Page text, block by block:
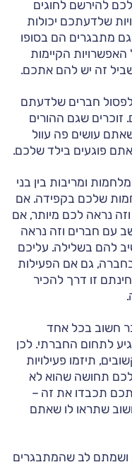
להירשם לחוגים
שלדעתכם יכולות
מתבגרים הם בסופו
הקיימות
זה יש להם אתכם.
לפסול חברים שלדעתם
זוכרים שגם ההורים
עושים פה עוול
פוגעים בילד שלכם.
ומריבות בין בני
שלכם בקפידה. אם
נראה לכם מיותר, אם
עם חברים וזה נראה
להם בשלילה. עליכם
גם אם הפעילות
זו דרך להכיר
חשוב בכל אחד
לתחום החברתי. לכן
תיזמו פעילויות
תחושה שהוא לא
תכבדו את זה –
שתראו לו שאתם
ושמתם לב שהמתבגרים